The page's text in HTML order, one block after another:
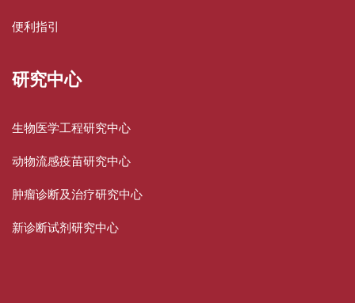
便利指引
研究中心
生物医学工程研究中心
动物流感疫苗研究中心
肿瘤诊断及治疗研究中心
新诊断试剂研究中心